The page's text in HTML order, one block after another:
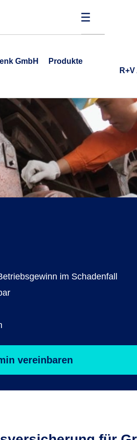
GmbH Produkte
im Schadenfall
vereinbaren